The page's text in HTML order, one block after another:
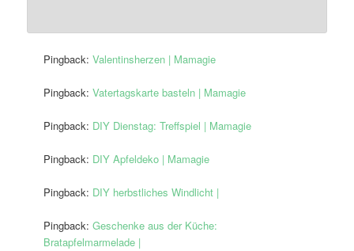
Pingback:Valentinsherzen | Mamagie
Pingback:Vatertagskarte basteln | Mamagie
Pingback: DIY Dienstag: Treffspiel | Mamagie
Pingback: DIY Apfeldeko | Mamagie
Pingback: DIY herbstliches Windlicht |
Pingback:Geschenke aus der Küche:
Bratapfelmarmelade |